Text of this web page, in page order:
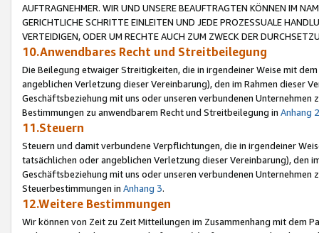
AUFTRAGNEHMER. WIR UND UNSERE BEAUFTRAGTEN KÖNNEN IM
GERICHTLICHE SCHRITTE EINLEITEN UND JEDE PROZESSUALE
VERTEIDIGEN, ODER UM RECHTE AUCH ZUM ZWECK DER
10.Anwendbares Recht und Streitbeilegung
Die Beilegung etwaiger Streitigkeiten, die in irgendeiner Weise mit
angeblichen Verletzung dieser Vereinbarung), den im Rahmen dieser
Geschäftsbeziehung mit uns oder unseren verbundenen
Bestimmungen zu anwendbarem Recht und Streitbeilegung in Anhang 2
11.Steuern
Steuern und damit verbundene Verpflichtungen, die in irgendeiner
tatsächlichen oder angeblichen Verletzung dieser Vereinbarung), den
Geschäftsbeziehung mit uns oder unseren verbundenen
Steuerbestimmungen in Anhang 3.
12.Weitere Bestimmungen
Wir können von Zeit zu Zeit Mitteilungen im Zusammenhang mit dem